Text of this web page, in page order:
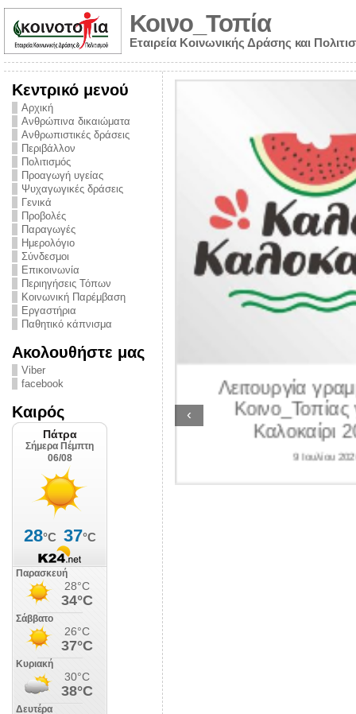
Κοινο_Τοπία
Εταιρεία Κοινωνικής Δράσης και
Κεντρικό μενού
Αρχική
Ανθρώπινα δικαιώματα
Ανθρωπιστικές δράσεις
Περιβάλλον
Πολιτισμός
Προαγωγή υγείας
Ψυχαγωγικές δράσεις
Γενικά
Προβολές
Παραγωγές
Ημερολόγιο
Σύνδεσμοι
Επικοινωνία
Περιηγήσεις Τόπων
Κοινωνική Παρέμβαση
Εργαστήρια
Παθητικό κάπνισμα
Ακολουθήστε μας
Viber
facebook
Καιρός
από την
την ημέρα
και
στο
2026
Λειτουργία
Κοινο_Τοπίας
Καλοκαίρι
9 Ιουλίου
‹